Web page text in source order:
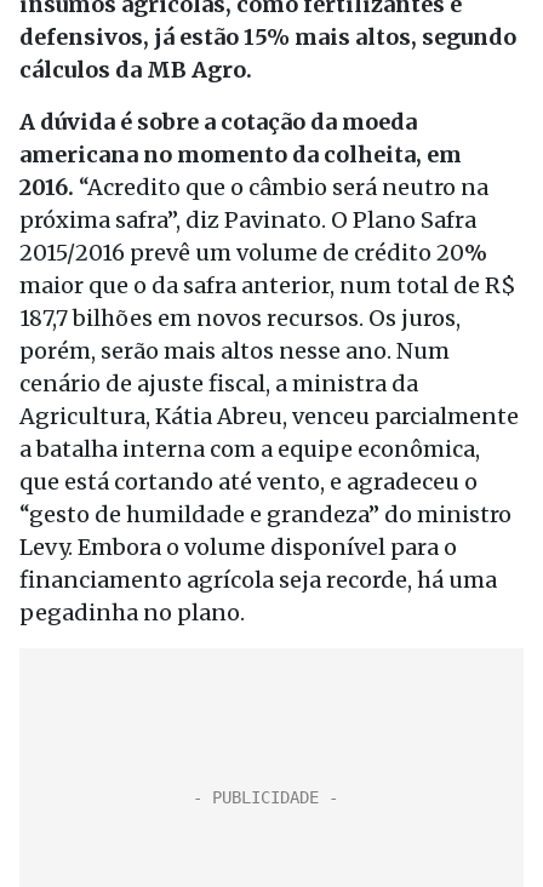
defensivos, já estão 15% mais altos, segundo
cálculos da MB Agro.
A dúvida é sobre a cotação da moeda
americana no momento da colheita, em
2016. “Acredito que o câmbio será neutro na
próxima safra”, diz Pavinato. O Plano Safra
2015/2016 prevê um volume de crédito 20%
maior que o da safra anterior, num total de R$
187,7 bilhões em novos recursos. Os juros,
porém, serão mais altos nesse ano. Num
cenário de ajuste fiscal, a ministra da
Agricultura, Kátia Abreu, venceu parcialmente
a batalha interna com a equipe econômica,
que está cortando até vento, e agradeceu o
“gesto de humildade e grandeza” do ministro
Levy. Embora o volume disponível para o
financiamento agrícola seja recorde, há uma
pegadinha no plano.